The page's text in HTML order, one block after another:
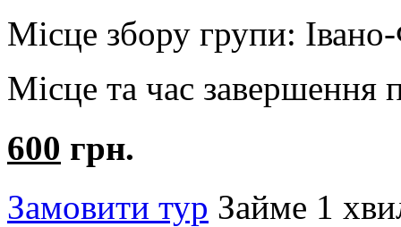
Місце збору групи:
Місце та час завершення
600 грн.
Замовити тур Займе 1